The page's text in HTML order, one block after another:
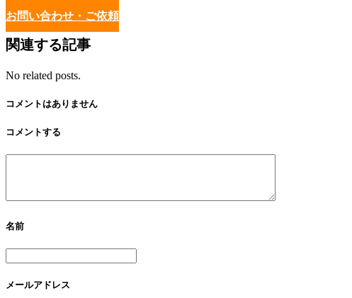
お問い合わせ・ご依頼
関連する記事
No related posts.
コメントはありません
コメントする
名前
メールアドレス